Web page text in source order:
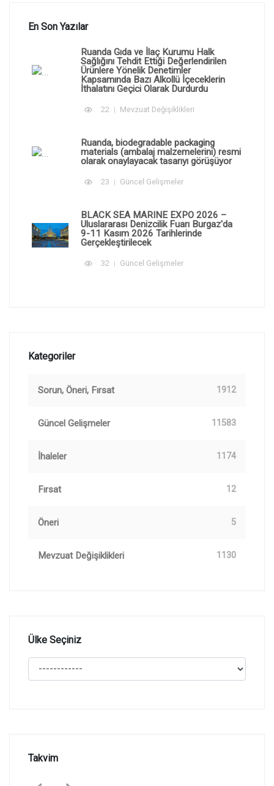
En Son Yazılar
Ruanda Gıda ve İlaç Kurumu Halk
Sağlığını Tehdit Ettiği Değerlendirilen
Ürünlere Yönelik Denetimler
Kapsamında Bazı Alkollü İçeceklerin
İthalatını Geçici Olarak Durdurdu
22 Mevzuat Değişiklikleri
Ruanda, biodegradable packaging
materials (ambalaj malzemelerini) resmi
olarak onaylayacak tasarıyı görüşüyor
23 Güncel Gelişmeler
BLACK SEA MARINE EXPO 2026 –
Uluslararası Denizcilik Fuarı Burgaz'da
9-11 Kasım 2026 Tarihlerinde
Gerçekleştirilecek
32 Güncel Gelişmeler
Kategoriler
Sorun, Öneri, Fırsat 1912
Güncel Gelişmeler 11583
İhaleler 1174
Fırsat 12
Öneri 5
Mevzuat Değişiklikleri 1130
Ülke Seçiniz
Takvim